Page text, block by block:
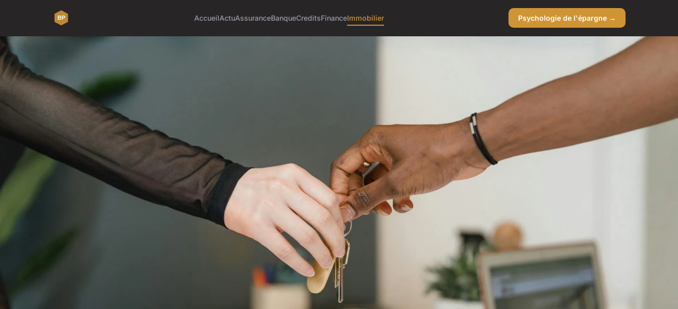
AccueilActuAssuranceBanqueCreditsFinanceImmobilier Psychologie de l'épargne →